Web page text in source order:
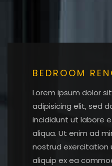
BEDROOM
Lorem ipsum dolor
adipisicing elit, sed
incididunt ut labore
aliqua. Ut enim ad
nostrud exercitation
aliquip ex ea